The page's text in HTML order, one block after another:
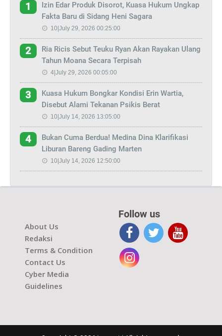
1
Izin Edar Produk Disorot, Kuasa Hukum Ungkap
Fakta Baru di Sidang Heni Sagara
10|July 29, 2026 00:25:00
2
Ria Ricis Sebut Teuku Ryan Akan Rayakan Ulang
Tahun Moana Secara Terpisah
4|July 29, 2026 00:05:00
3
Kuasa Hukum Bongkar Kondisi Erin Wartia,
Disebut Alami Tekanan Psikis Berat
10|July 14, 2026 13:05:00
4
Bukan Cuma Berdua! Medina Dina Klarifikasi
Liburan Bareng Gading Marten
10|July 14, 2026 12:50:00
About Us
Redaksi
Terms & Condition
Contact Us
Cyber Media
Guidelines
Follow us